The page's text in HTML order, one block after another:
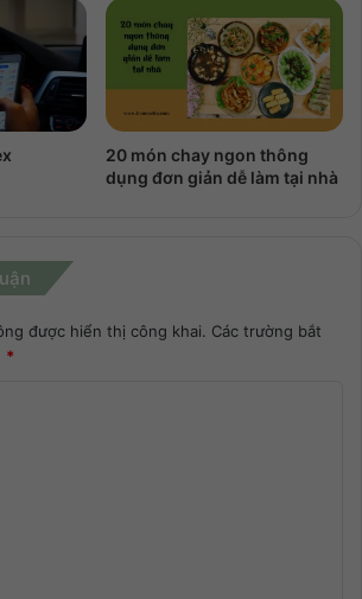
20 món chay ngon thông
dụng đơn giản dễ làm tại nhà
được hiển thị công khai. Các trường bắt
*